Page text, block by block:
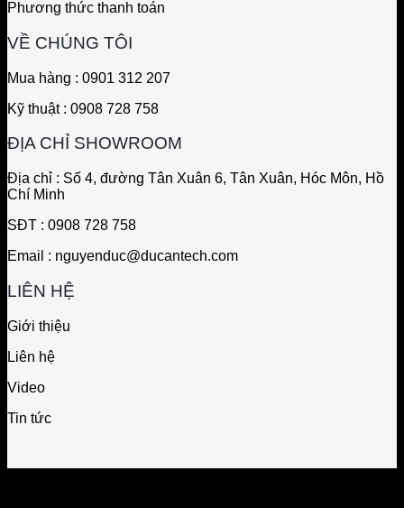
Phương thức thanh toán
VỀ CHÚNG TÔI
Mua hàng : 0901 312 207
Kỹ thuật : 0908 728 758
ĐỊA CHỈ SHOWROOM
Địa chỉ : Số 4, đường Tân Xuân 6, Tân Xuân, Hóc Môn, Hồ
Chí Minh
SĐT : 0908 728 758
Email : nguyenduc@ducantech.com
LIÊN HỆ
Giới thiệu
Liên hệ
Video
Tin tức